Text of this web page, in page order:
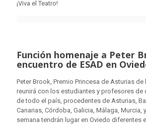
¡Viva el Teatro!
Función homenaje a Peter
encuentro de ESAD en
Peter Brook, Premio Princesa de Asturias de
reunirá con los estudiantes y profesores de
de todo el país, procedentes de Asturias,
Canarias, Córdoba, Galicia, Málaga, Murcia,
semana tendrán lugar en Oviedo diferentes